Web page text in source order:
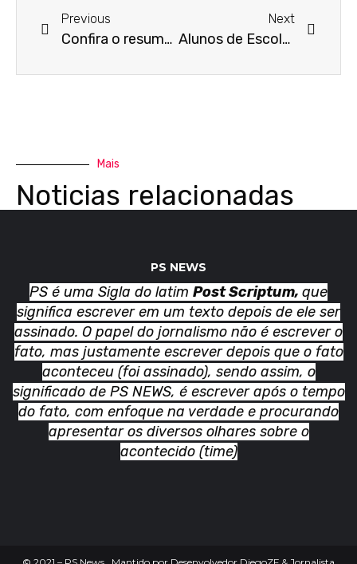
Previous
Confira o resumo das formaturas realizadas pela Secretaria da Educação de Jandira
Next
Alunos de Escola de Jandira lançam livro
Mais
Noticias relacionadas
PS NEWS
PS é uma Sigla do latim Post Scriptum, que
significa escrever em um texto depois de ele ser
assinado. O papel do jornalismo não é escrever o
fato, mas justamente escrever depois que o fato
aconteceu (foi assinado), sendo assim, o
significado de PS NEWS, é escrever após o tempo
do fato, com enfoque na verdade e procurando
apresentar os diversos olhares sobre o
acontecido (time)